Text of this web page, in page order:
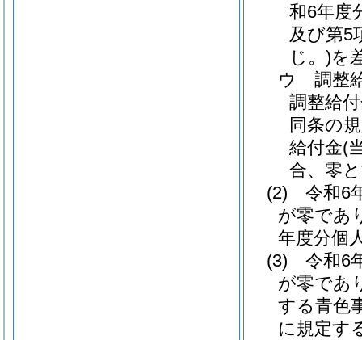
和6年度
及び第5
じ。)を
ウ
調整
調整給
同条の
給付金(
合、零
(2)
令和6
が零であ
年度分個
(3)
令和6
が零であ
する青色
に規定す